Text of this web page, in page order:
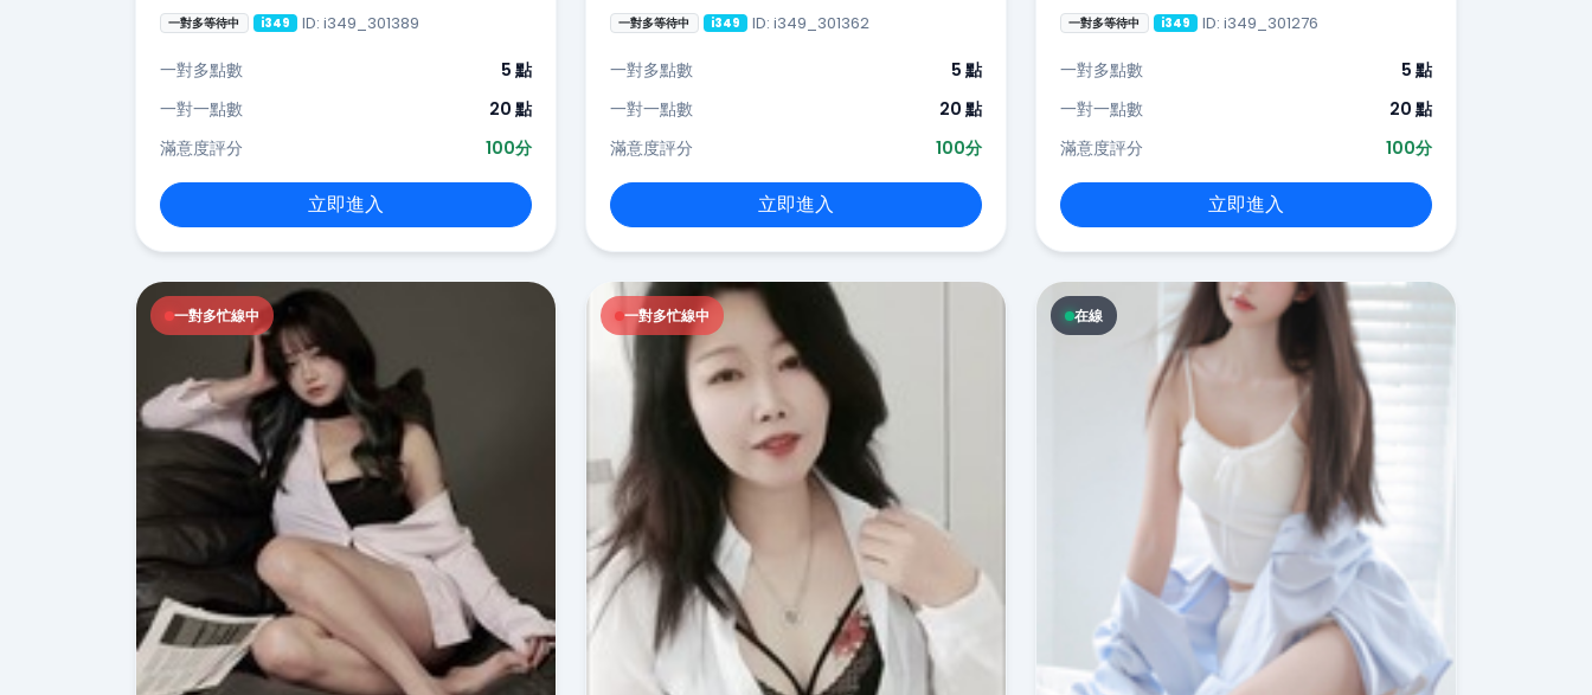
一對多等待中 i349 ID: i349_301389
一對多點數
5 點
一對一點數
20 點
滿意度評分
100分
立即進入
一對多等待中 i349 ID: i349_301362
一對多點數
5 點
一對一點數
20 點
滿意度評分
100分
立即進入
一對多等待中 i349 ID: i349_301276
一對多點數
5 點
一對一點數
20 點
滿意度評分
100分
立即進入
一對多忙線中 一對多忙線中 在線